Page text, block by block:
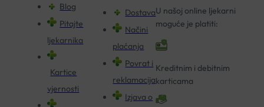
Blog
Pitajte
ljekarnika
Kartice
vjernosti
Dostava
Načini
plaćanja
Povrat i
reklamacija
Izjava o
U našoj online ljekarni
moguće je platiti:
Kreditnim i debitnim
karticama